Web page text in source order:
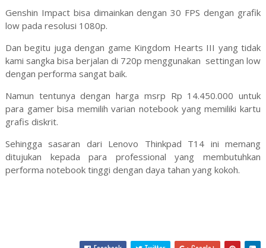
Genshin Impact bisa dimainkan dengan 30 FPS dengan grafik
low pada resolusi 1080p.
Dan begitu juga dengan game Kingdom Hearts III yang tidak
kami sangka bisa berjalan di 720p menggunakan settingan low
dengan performa sangat baik.
Namun tentunya dengan harga msrp Rp 14.450.000 untuk
para gamer bisa memilih varian notebook yang memiliki kartu
grafis diskrit.
Sehingga sasaran dari Lenovo Thinkpad T14 ini memang
ditujukan kepada para professional yang membutuhkan
performa notebook tinggi dengan daya tahan yang kokoh.